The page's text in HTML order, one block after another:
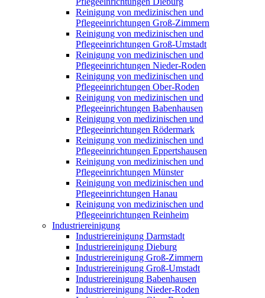
Reinigung von medizinischen und
Pflegeeinrichtungen Groß-Zimmern
Reinigung von medizinischen und
Pflegeeinrichtungen Groß-Umstadt
Reinigung von medizinischen und
Pflegeeinrichtungen Nieder-Roden
Reinigung von medizinischen und
Pflegeeinrichtungen Ober-Roden
Reinigung von medizinischen und
Pflegeeinrichtungen Babenhausen
Reinigung von medizinischen und
Pflegeeinrichtungen Rödermark
Reinigung von medizinischen und
Pflegeeinrichtungen Eppertshausen
Reinigung von medizinischen und
Pflegeeinrichtungen Münster
Reinigung von medizinischen und
Pflegeeinrichtungen Hanau
Reinigung von medizinischen und
Pflegeeinrichtungen Reinheim
Industriereinigung
Industriereinigung Darmstadt
Industriereinigung Dieburg
Industriereinigung Groß-Zimmern
Industriereinigung Groß-Umstadt
Industriereinigung Babenhausen
Industriereinigung Nieder-Roden